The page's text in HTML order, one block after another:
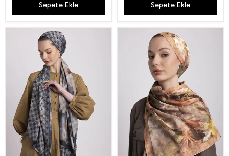
Sepete Ekle Sepete Ekle